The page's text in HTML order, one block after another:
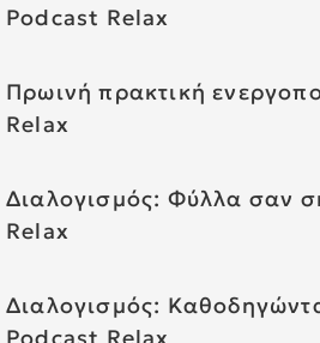
Podcast Relax
Πρωινή πρακτική
Relax
Διαλογισμός: Φύλλα σαν
Relax
Διαλογισμός:
Podcast Relax